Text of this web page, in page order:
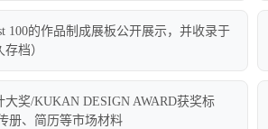
100的作品制成展板公开展示，并收录于
档）
大奖/KUKAN DESIGN AWARD获奖标
册、简历等市场材料